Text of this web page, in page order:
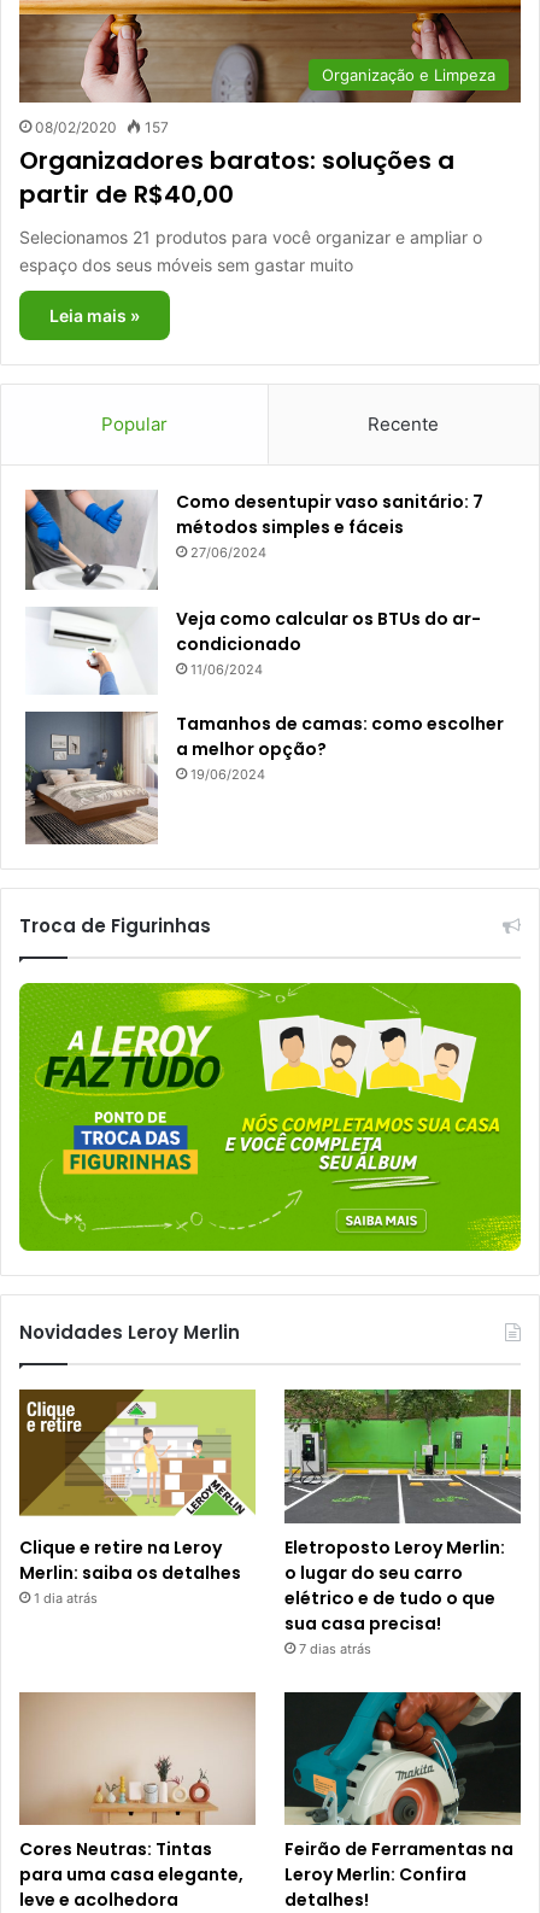
Organização e Limpeza
08/02/2020 157
Organizadores baratos: soluções a
partir de R$40,00
Selecionamos 21 produtos para você organizar e ampliar o
espaço dos seus móveis sem gastar muito
Leia mais »
Popular Recente
Como desentupir vaso sanitário: 7
métodos simples e fáceis
27/06/2024
Veja como calcular os BTUs do ar-
condicionado
11/06/2024
Tamanhos de camas: como escolher
a melhor opção?
19/06/2024
Troca de Figurinhas
Novidades Leroy Merlin
Clique e retire na Leroy
Merlin: saiba os detalhes
1 dia atrás
Eletroposto Leroy Merlin:
o lugar do seu carro
elétrico e de tudo o que
sua casa precisa!
7 dias atrás
Cores Neutras: Tintas
para uma casa elegante,
leve e acolhedora
Feirão de Ferramentas na
Leroy Merlin: Confira
detalhes!